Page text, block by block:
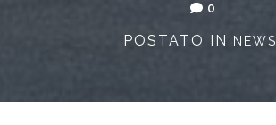
0
POSTATO IN NEWS